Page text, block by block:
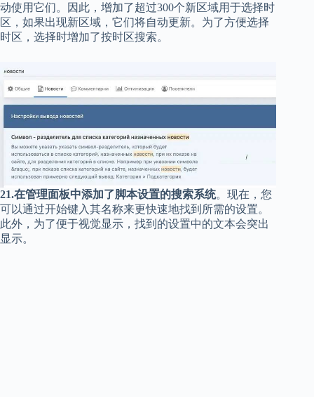
动使用它们。因此，增加了超过300个新区域用于选择时
区，如果出现新区域，它们将自动更新。为了方便选择
时区，选择时增加了按时区搜索。
21.在管理面板中添加了脚本设置的搜索系统。现在，您
可以通过开始键入其名称来更快速地找到所需的设置。
此外，为了便于视觉显示，找到的设置中的文本会突出
显示。